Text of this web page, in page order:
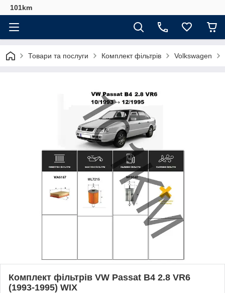
101km
Товари та послуги Комплект фільтрів Volkswagen
Комплект фільтрів VW Passat B4 2.8 VR6
(1993-1995) WIX